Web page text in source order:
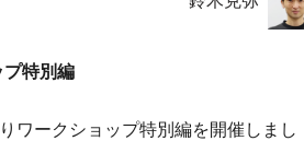
プ特別編
ワークショップ特別編を開催しまし